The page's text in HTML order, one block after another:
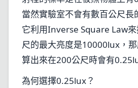
當然實驗室不會有數百公尺長
它利用Inverse Square Law
尺的最大亮度是10000lux，
算出來在200公尺時會有
為何選擇0.25lux？